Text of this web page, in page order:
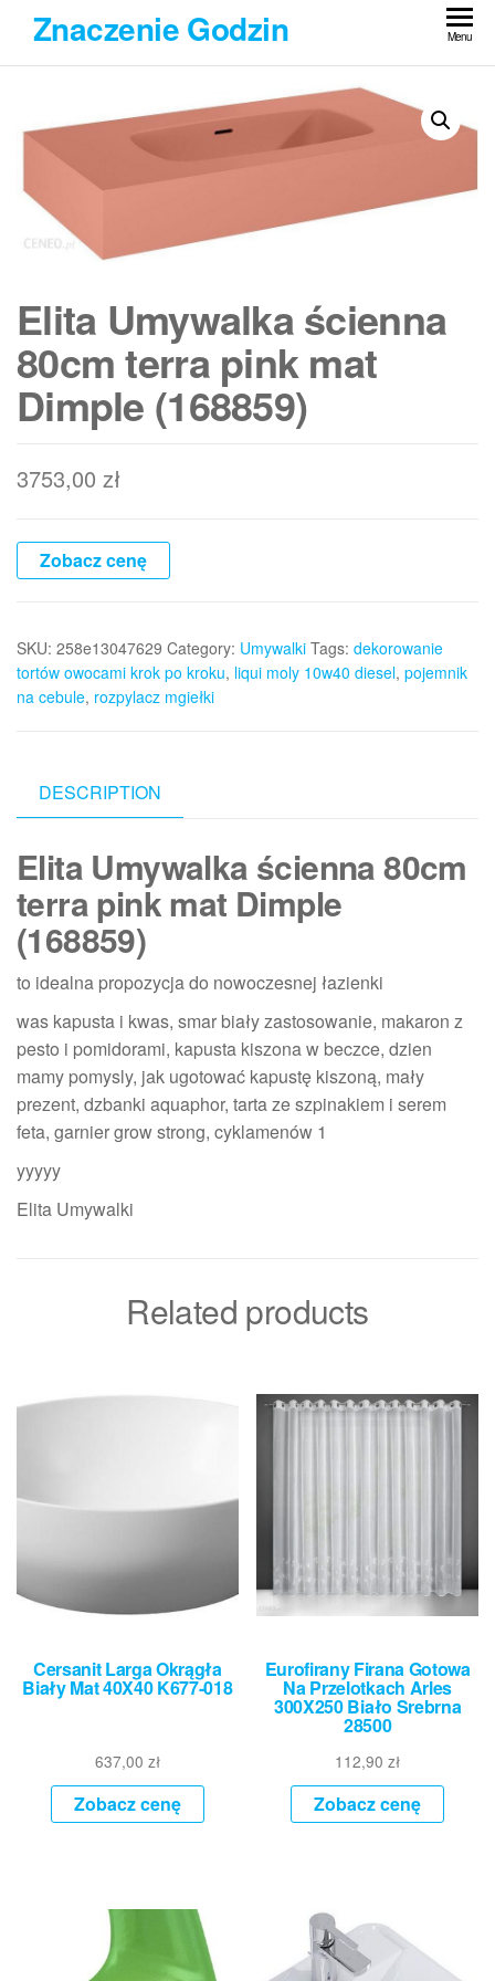
Przejdź
treści
Znaczenie Godzin Menu
Elita Umywalka ścienna
80cm terra pink mat
Dimple (168859)
3753,00 zł
Zobacz cenę
SKU: 258e13047629 Category: Umywalki Tags: dekorowanie
tortów owocami krok po kroku, liqui moly 10w40 diesel, pojemnik
na cebule, rozpylacz mgiełki
DESCRIPTION
Elita Umywalka ścienna 80cm
terra pink mat Dimple
(168859)
to idealna propozycja do nowoczesnej łazienki
was kapusta i kwas, smar biały zastosowanie, makaron z
pesto i pomidorami, kapusta kiszona w beczce, dzien
mamy pomysly, jak ugotować kapustę kiszoną, mały
prezent, dzbanki aquaphor, tarta ze szpinakiem i serem
feta, garnier grow strong, cyklamenów 1
yyyyy
Elita Umywalki
Related products
Cersanit Larga Okrągła
Biały Mat 40X40 K677-018
637,00 zł
Zobacz cenę
Eurofirany Firana Gotowa
Na Przelotkach Arles
300X250 Biało Srebrna
28500
112,90zł
Zobacz cenę